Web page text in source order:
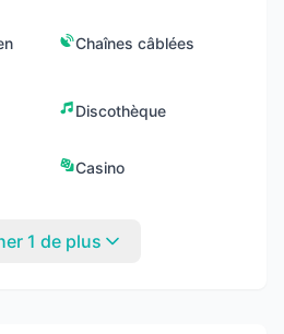
Chaînes câblées
Discothèque
Casino
1 de plus